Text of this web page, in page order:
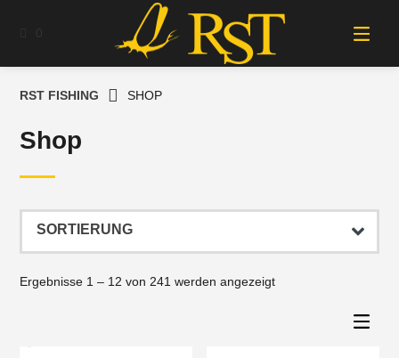
RST FISHING SHOP
Shop
Ergebnisse 1 – 12 von 241 werden angezeigt